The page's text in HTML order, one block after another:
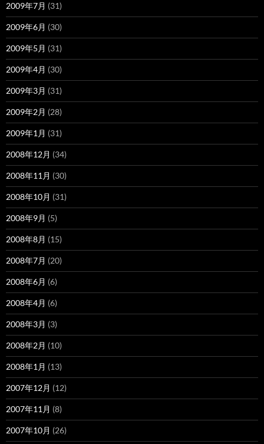
2009年7月 (31)
2009年6月 (30)
2009年5月 (31)
2009年4月 (30)
2009年3月 (31)
2009年2月 (28)
2009年1月 (31)
2008年12月 (34)
2008年11月 (30)
2008年10月 (31)
2008年9月 (5)
2008年8月 (15)
2008年7月 (20)
2008年6月 (6)
2008年4月 (6)
2008年3月 (3)
2008年2月 (10)
2008年1月 (13)
2007年12月 (12)
2007年11月 (8)
2007年10月 (26)